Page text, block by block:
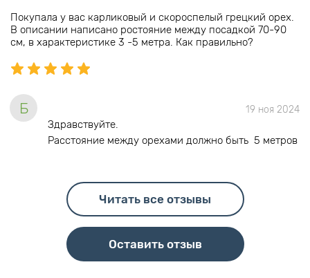
Покупала у вас карликовый и скороспелый грецкий орех.
В описании написано ростояние между посадкой 70-90
см, в характеристике 3 -5 метра. Как правильно?
Б 19 ноя 2024
Здравствуйте.
Расстояние между орехами должно быть 5 метров
Читать все отзывы
Оставить отзыв